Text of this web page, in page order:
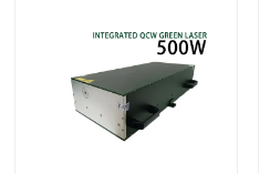
Een offerte aanvragen